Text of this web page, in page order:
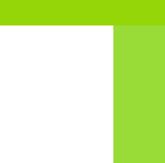
košík